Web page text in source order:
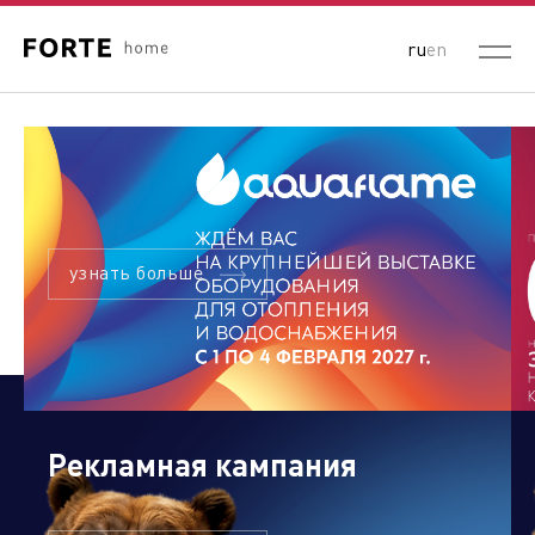
ruen
узнать больше
Рекламная кампания